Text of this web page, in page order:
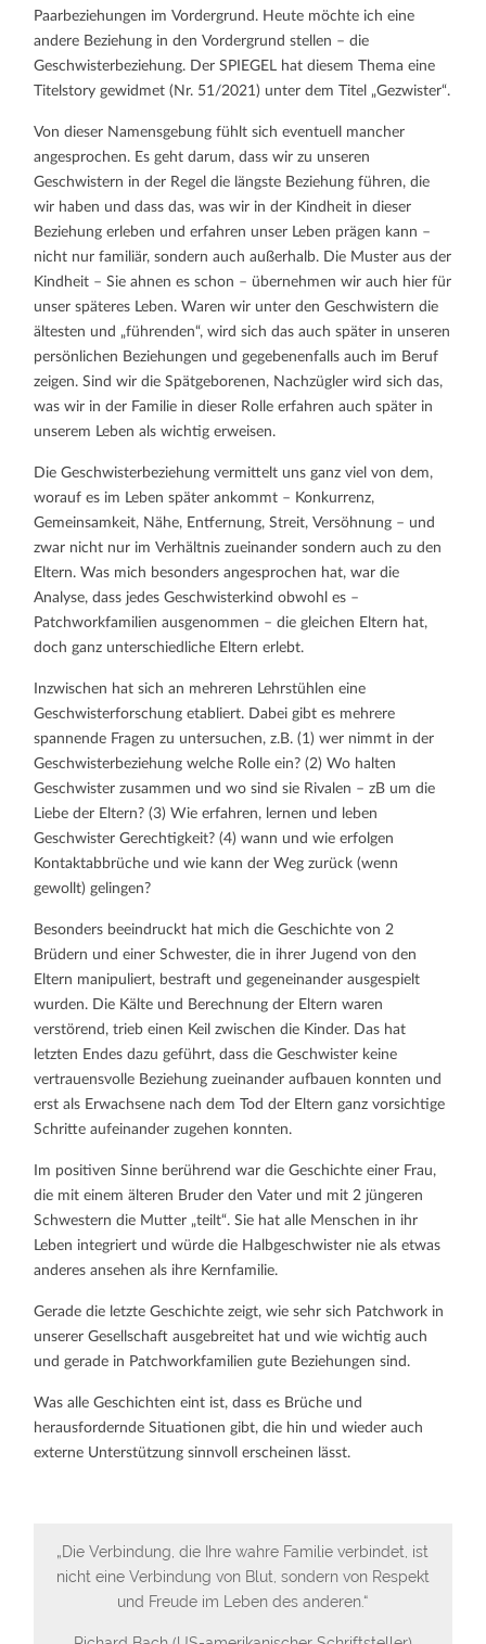
Paarbeziehungen im Vordergrund. Heute möchte ich eine
andere Beziehung in den Vordergrund stellen – die
Geschwisterbeziehung. Der SPIEGEL hat diesem Thema eine
Titelstory gewidmet (Nr. 51/2021) unter dem Titel „Gezwister“.
Von dieser Namensgebung fühlt sich eventuell mancher
angesprochen. Es geht darum, dass wir zu unseren
Geschwistern in der Regel die längste Beziehung führen, die
wir haben und dass das, was wir in der Kindheit in dieser
Beziehung erleben und erfahren unser Leben prägen kann –
nicht nur familiär, sondern auch außerhalb. Die Muster aus der
Kindheit – Sie ahnen es schon – übernehmen wir auch hier für
unser späteres Leben. Waren wir unter den Geschwistern die
ältesten und „führenden“, wird sich das auch später in unseren
persönlichen Beziehungen und gegebenenfalls auch im Beruf
zeigen. Sind wir die Spätgeborenen, Nachzügler wird sich das,
was wir in der Familie in dieser Rolle erfahren auch später in
unserem Leben als wichtig erweisen.
Die Geschwisterbeziehung vermittelt uns ganz viel von dem,
worauf es im Leben später ankommt – Konkurrenz,
Gemeinsamkeit, Nähe, Entfernung, Streit, Versöhnung – und
zwar nicht nur im Verhältnis zueinander sondern auch zu den
Eltern. Was mich besonders angesprochen hat, war die
Analyse, dass jedes Geschwisterkind obwohl es –
Patchworkfamilien ausgenommen – die gleichen Eltern hat,
doch ganz unterschiedliche Eltern erlebt.
Inzwischen hat sich an mehreren Lehrstühlen eine
Geschwisterforschung etabliert. Dabei gibt es mehrere
spannende Fragen zu untersuchen, z.B. (1) wer nimmt in der
Geschwisterbeziehung welche Rolle ein? (2) Wo halten
Geschwister zusammen und wo sind sie Rivalen – zB um die
Liebe der Eltern? (3) Wie erfahren, lernen und leben
Geschwister Gerechtigkeit? (4) wann und wie erfolgen
Kontaktabbrüche und wie kann der Weg zurück (wenn
gewollt) gelingen?
Besonders beeindruckt hat mich die Geschichte von 2
Brüdern und einer Schwester, die in ihrer Jugend von den
Eltern manipuliert, bestraft und gegeneinander ausgespielt
wurden. Die Kälte und Berechnung der Eltern waren
verstörend, trieb einen Keil zwischen die Kinder. Das hat
letzten Endes dazu geführt, dass die Geschwister keine
vertrauensvolle Beziehung zueinander aufbauen konnten und
erst als Erwachsene nach dem Tod der Eltern ganz vorsichtige
Schritte aufeinander zugehen konnten.
Im positiven Sinne berührend war die Geschichte einer Frau,
die mit einem älteren Bruder den Vater und mit 2 jüngeren
Schwestern die Mutter „teilt“. Sie hat alle Menschen in ihr
Leben integriert und würde die Halbgeschwister nie als etwas
anderes ansehen als ihre Kernfamilie.
Gerade die letzte Geschichte zeigt, wie sehr sich Patchwork in
unserer Gesellschaft ausgebreitet hat und wie wichtig auch
und gerade in Patchworkfamilien gute Beziehungen sind.
Was alle Geschichten eint ist, dass es Brüche und
herausfordernde Situationen gibt, die hin und wieder auch
externe Unterstützung sinnvoll erscheinen lässt.
„Die Verbindung, die Ihre wahre Familie verbindet, ist
nicht eine Verbindung von Blut, sondern von Respekt
und Freude im Leben des anderen.“